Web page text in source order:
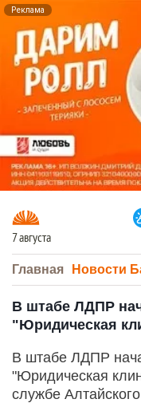
Реклама
7 августа
Главная Новости
В штабе ЛДПР
"Юридическая
В штабе ЛДПР
"Юридическая
службе